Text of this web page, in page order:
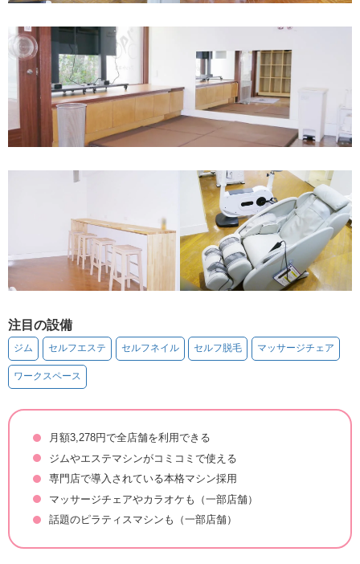
注目の設備
ジム セルフエステ セルフネイル セルフ脱毛 マッサージチェア
ワークスペース
月額3,278円で全店舗を利用できる
ジムやエステマシンがコミコミで使える
専門店で導入されている本格マシン採用
マッサージチェアやカラオケも（一部店舗）
話題のピラティスマシンも（一部店舗）